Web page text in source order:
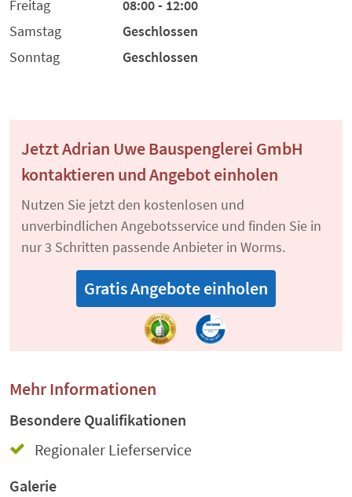
Freitag
08:00 - 12:00
Samstag
Geschlossen
Sonntag
Geschlossen
Jetzt Adrian Uwe Bauspenglerei GmbH
kontaktieren und Angebot einholen
Nutzen Sie jetzt den kostenlosen und
unverbindlichen Angebotsservice und finden Sie in
nur 3 Schritten passende Anbieter in Worms.
Gratis Angebote einholen
Mehr Informationen
Besondere Qualifikationen
Regionaler Lieferservice
Galerie